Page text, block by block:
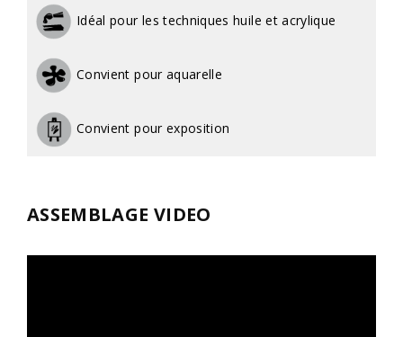
Idéal pour les techniques huile et acrylique
Convient pour aquarelle
Convient pour exposition
ASSEMBLAGE VIDEO